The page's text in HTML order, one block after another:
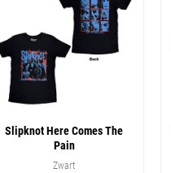
Slipknot Here Comes The
Pain
Zwart